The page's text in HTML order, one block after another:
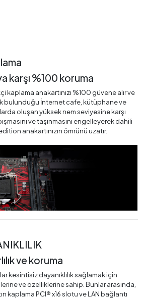
karşı %100 koruma
kaplama anakartınızı %100 güvene alır ve
bulunduğu İnternet cafe, kütüphane ve
oluşan yüksek nem seviyesine karşı
ve taşınmasını engelleyerek dahili
anakartınızın ömrünü uzatır.
ve koruma
kesintisiz dayanıklılık sağlamak için
ve özelliklerine sahip. Bunlar arasında,
kaplama PCI® x16 slotu ve LAN bağlantı